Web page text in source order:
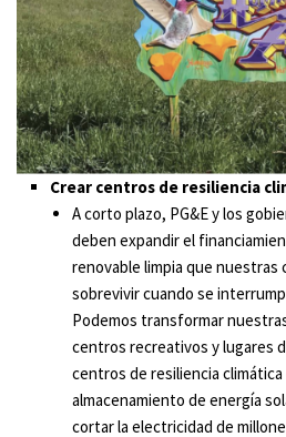
Crear centros de resiliencia
A corto plazo, PG&E y los
deben expandir el
renovable limpia que nuestras
sobrevivir cuando se
Podemos transformar
centros recreativos y lugares
centros de resiliencia
almacenamiento de energía
cortar la electricidad de